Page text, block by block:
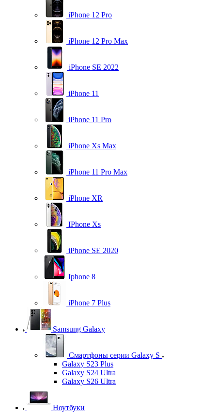
iPhone 12 Pro
iPhone 12 Pro Max
iPhone SE 2022
iPhone 11
iPhone 11 Pro
iPhone Xs Max
iPhone 11 Pro Max
iPhone XR
IPhone Xs
iPhone SE 2020
Iphone 8
iPhone 7 Plus
Samsung Galaxy
Смартфоны серии Galaxy S
Galaxy S23 Plus
Galaxy S24 Ultra
Galaxy S26 Ultra
Ноутбуки